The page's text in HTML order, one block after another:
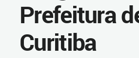
Prefeitura
Curitiba